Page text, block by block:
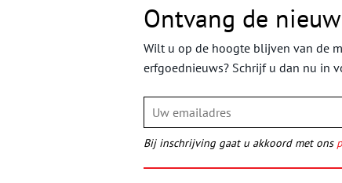
Ontvang de
Wilt u op de hoogte blijven van de
erfgoednieuws? Schrijf u dan nu in
Bij inschrijving gaat u akkoord met ons